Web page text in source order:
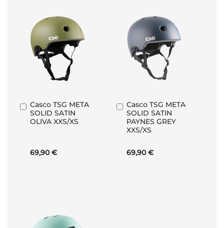
Casco TSG META
SOLID SATIN
OLIVA XXS/XS
69,90 €
Añadir
al
carrito
Casco TSG META
SOLID SATIN
PAYNES GREY
XXS/XS
69,90 €
Añadir
al
carrito